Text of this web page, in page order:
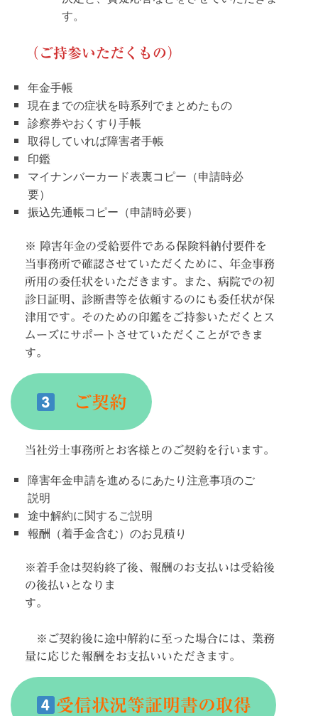
す。
（ ご持参いただくもの ）
年金手帳
現在までの症状を時系列でまとめたもの
診察券やおくすり手帳
取得していれば障害者手帳
印鑑
マイナンバーカード表裏コピー（申請時必
要）
振込先通帳コピー（申請時必要）
※ 障害年金の受給要件である保険料納付要件を
当事務所で確認させていただくために、年金事務
所用の委任状をいただきます。また、病院での初
診日証明、診断書等を依頼するのにも委任状が保
津用です。そのための印鑑をご持参いただくとス
ムーズにサポートさせていただくことができま
す。
ご契約
当社労士事務所とお客様とのご契約を行います。
障害年金申請を進めるにあたり注意事項のご
説明
途中解約に関するご説明
報酬（着手金含む）のお見積り
※着手金は契約終了後、報酬のお支払いは受給後
の後払いとなりま
す。
※ご契約後に途中解約に至った場合には、業務
量に応じた報酬をお支払いいただきます。
受信状況等証明書の取得